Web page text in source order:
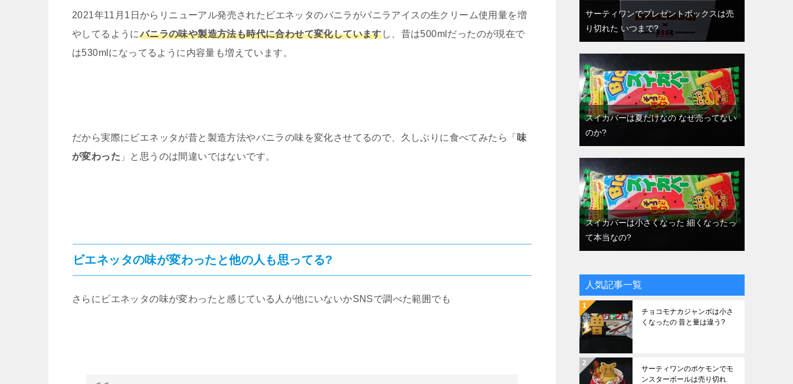
2021年11月1日からリニューアル発売されたビエネッタのバニラがバニラアイスの生クリーム使用量を増
やしてるようにバニラの味や製造方法も時代に合わせて変化していますし、昔は500mlだったのが現在で
は530mlになってるように内容量も増えています。
だから実際にビエネッタが昔と製造方法やバニラの味を変化させてるので、久しぶりに食べてみたら「 味
が変わった 」と思うのは間違いではないです。
ビエネッタの味が変わったと他の人も思ってる?
さらにビエネッタの味が変わったと感じている人が他にいないかSNSで調べた範囲でも
サーティワンでプレゼントボックスは売
り切れた いつまで?
スイカバーは夏だけなの なぜ売ってない
のか?
スイカバーは小さくなった 細くなったっ
て本当なの?
人気記事一覧
チョコモナカジャンボは小さ
くなったの 昔と量は違う?
サーティワンのポケモンでモ
ンスターボールは売り切れ